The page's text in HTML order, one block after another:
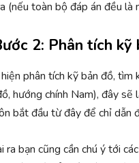
(nếu toàn bộ đáp án đều là
2: Phân tích
phân tích kỹ bản đồ,
hướng chính Nam), đây
bắt đầu từ đây để chỉ dẫn
ra bạn cũng cần chú ý tới